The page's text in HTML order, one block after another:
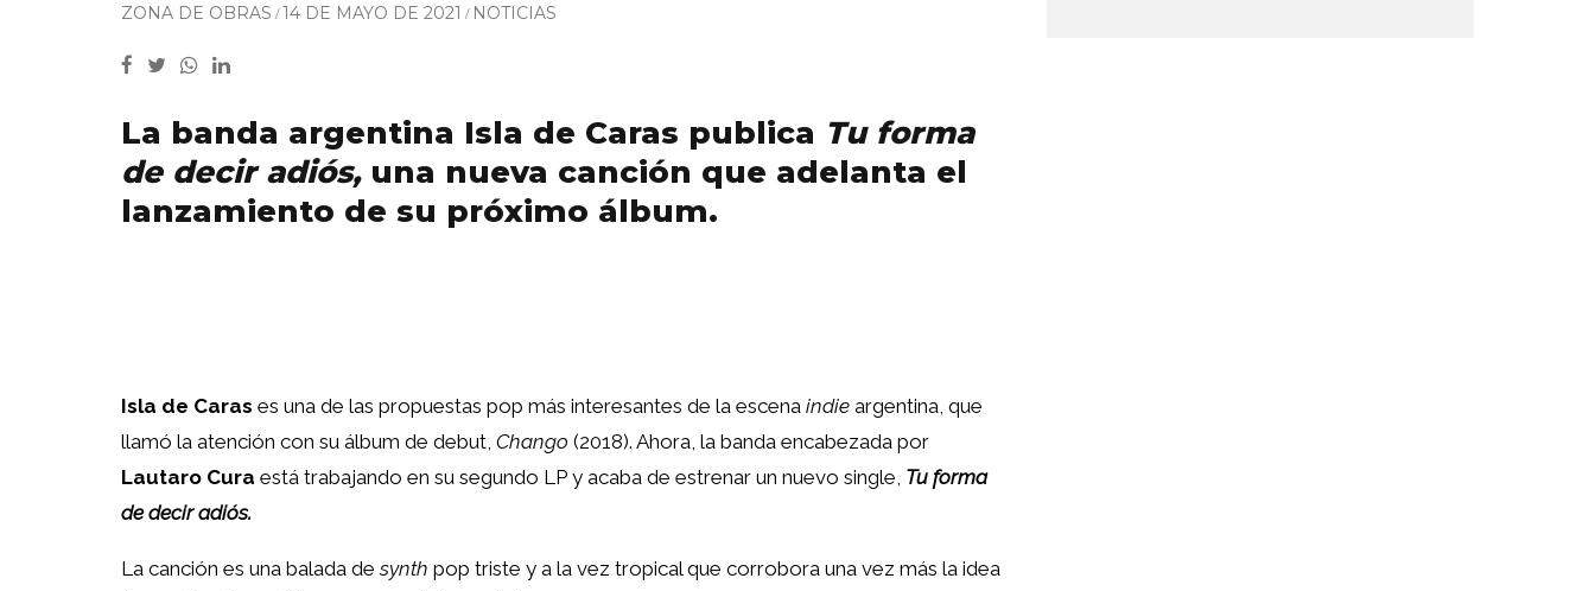
ZONA DE OBRAS 14 DE MAYO DE 2021 NOTICIAS
La banda argentina Isla de Caras publica Tu forma
de decir adiós,una nueva canción que adelanta el
lanzamiento de su próximo álbum.
Isla de Caras es una de las propuestas pop más interesantes de la escena indie argentina, que
llamó la atención con su álbum de debut, Chango (2018). Ahora, la banda encabezada por
Lautaro Cura está trabajando en su segundo LP y acaba de estrenar un nuevo single, Tu forma
de decir adiós.
La canción es una balada desynth pop triste y a la vez tropical que corrobora una vez más la idea